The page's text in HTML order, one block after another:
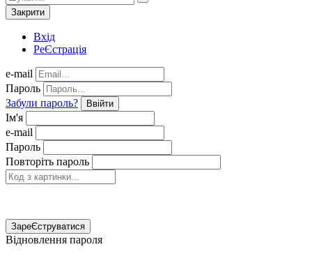
Закрити
Вхід
РеЄстрація
e-mail
Пароль
Забули пароль?
Ввійти
Ім'я
e-mail
Пароль
Повторіть пароль
ЗареЄструватися
Відновлення пароля